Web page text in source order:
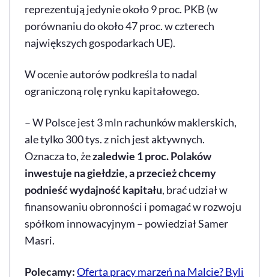
reprezentują jedynie około 9 proc. PKB (w
porównaniu do około 47 proc. w czterech
największych gospodarkach UE).
W ocenie autorów podkreśla to nadal
ograniczoną rolę rynku kapitałowego.
– W Polsce jest 3 mln rachunków maklerskich,
ale tylko 300 tys. z nich jest aktywnych.
Oznacza to, żezaledwie 1 proc. Polaków
inwestuje na giełdzie, a przecież chcemy
podnieść wydajność kapitału, brać udział w
finansowaniu obronności i pomagać w rozwoju
spółkom innowacyjnym – powiedział Samer
Masri.
Polecamy:Oferta pracy marzeń na Malcie? Byli